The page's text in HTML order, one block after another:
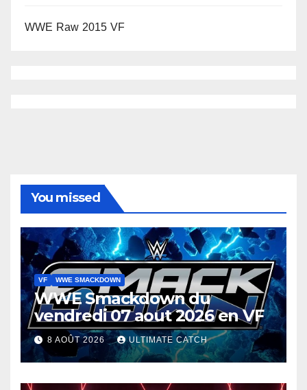
WWE Raw 2015 VF
You missed
VF WWE SMACKDOWN
WWE Smackdown du
vendredi 07 aout 2026 en VF
8 AOÛT 2026 ULTIMATE CATCH